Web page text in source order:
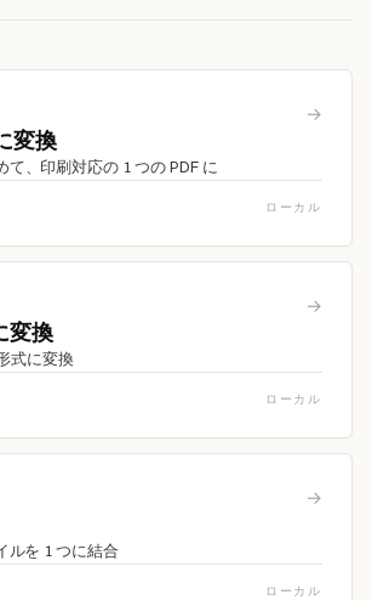
→
変換
て、印刷対応の 1 つの PDF に
ローカル
→
変換
式に変換
ローカル
→
ルを 1 つに結合
ローカル